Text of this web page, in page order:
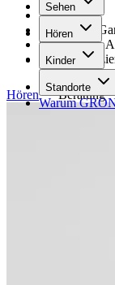
Sehen
Hören
Kinder
Standorte
Warum
Seit 1971
GRONDE
8× im Raum
Hören Beratung